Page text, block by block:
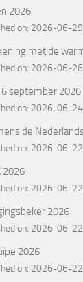
2026
on: 2026-06-29
met de
on: 2026-06-26
september 2026
on: 2026-06-24
de
on: 2026-06-22
2026
on: 2026-06-22
2026
on: 2026-06-22
2026
on: 2026-06-22